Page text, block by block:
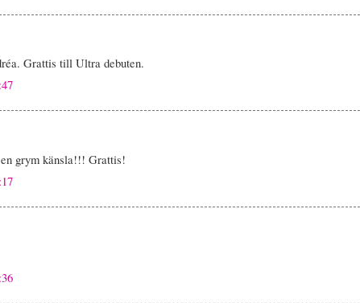
Grattis till Ultra debuten.
grym känsla!!! Grattis!